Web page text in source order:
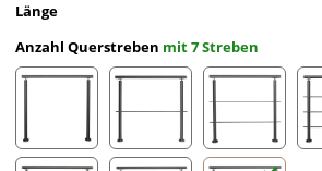
Länge
Anzahl Querstreben mit 7 Streben
ohne Streben mit 1 Strebe mit 2 Streben